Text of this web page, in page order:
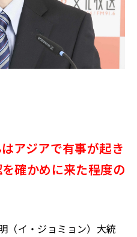
アジアで有事が起き
確かめに来た程度の
（イ・ジョミョン）大統